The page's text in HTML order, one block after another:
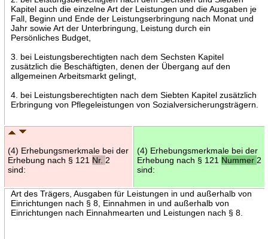
Kapitel auch die einzelne Art der Leistungen und die Ausgaben je
Fall, Beginn und Ende der Leistungserbringung nach Monat und
Jahr sowie Art der Unterbringung, Leistung durch ein
Persönliches Budget,
3. bei Leistungsberechtigten nach dem Sechsten Kapitel
zusätzlich die Beschäftigten, denen der Übergang auf den
allgemeinen Arbeitsmarkt gelingt,
4. bei Leistungsberechtigten nach dem Siebten Kapitel zusätzlich
Erbringung von Pflegeleistungen von Sozialversicherungsträgern.
(4) Erhebungsmerkmale bei der
Erhebung nach § 121 Nr. 2
sind:
(4) Erhebungsmerkmale bei der
Erhebung nach § 121 Nummer 2
sind:
Art des Trägers, Ausgaben für Leistungen in und außerhalb von
Einrichtungen nach § 8, Einnahmen in und außerhalb von
Einrichtungen nach Einnahmearten und Leistungen nach § 8.